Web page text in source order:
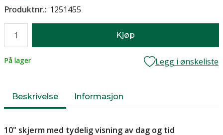
Produktnr. 1251455
Kjøp
Lager
På lager Legg i ønskeliste
Beskrivelse Informasjon
10" skjerm med tydelig visning av dag og tid